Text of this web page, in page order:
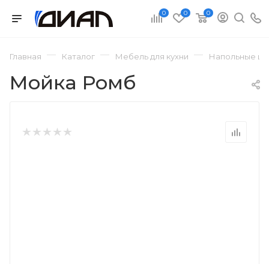
0 0 0
Главная — Каталог — Мебель для кухни — Напольные
Мойка Ромб